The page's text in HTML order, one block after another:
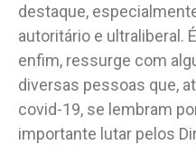
destaque,
autoritário e ultraliberal.
enfim, ressurge com
diversas pessoas que,
covid-19, se lembram
importante lutar pelos